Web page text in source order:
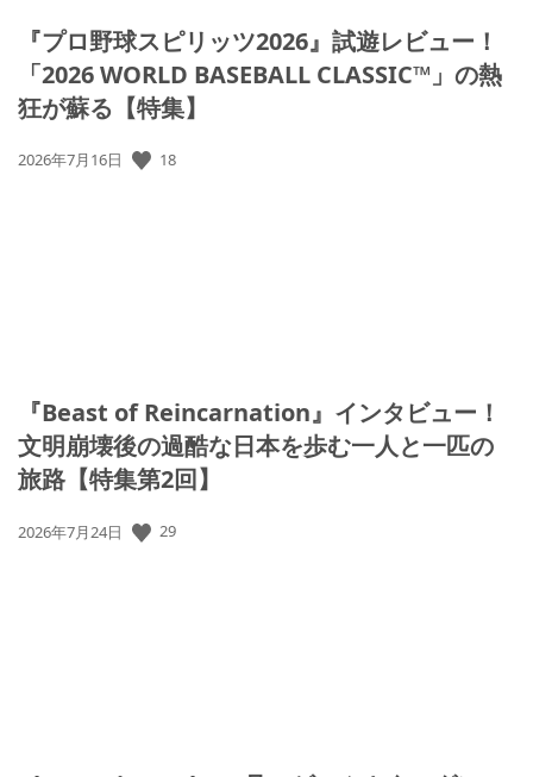
『プロ野球スピリッツ2026』試遊レビュー！
「2026 WORLD BASEBALL CLASSIC™」の熱
狂が蘇る【特集】
公
2026年7月16日 18
『Beast of Reincarnation』インタビュー！
文明崩壊後の過酷な日本を歩む一人と一匹の
旅路【特集第2回】
公
2026年7月24日 29